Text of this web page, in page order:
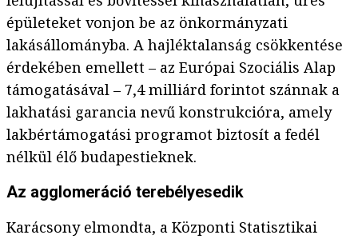
épületeket vonjon be az önkormányzati
lakásállományba. A hajléktalanság csökkentése
érdekében emellett – az Európai Szociális Alap
támogatásával – 7,4 milliárd forintot szánnak a
lakhatási garancia nevű konstrukcióra, amely
lakbértámogatási programot biztosít a fedél
nélkül élő budapestieknek.
Az agglomeráció terebélyesedik
Karácsony elmondta, a Központi Statisztikai